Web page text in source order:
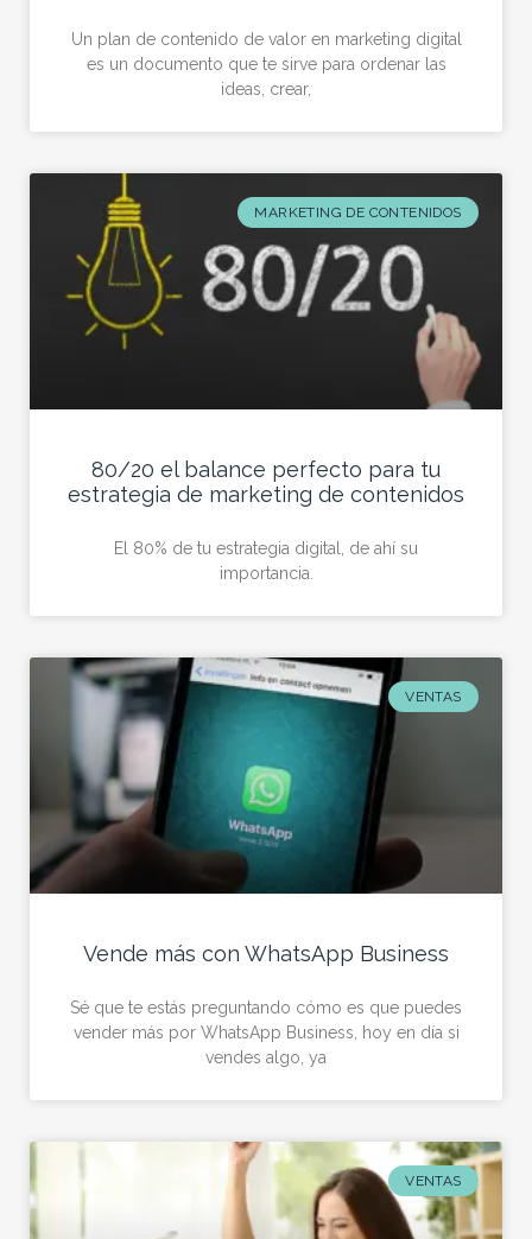
Un plan de contenido de valor en marketing digital
es un documento que te sirve para ordenar las
ideas, crear,
MARKETING DE CONTENIDOS
80/20 el balance perfecto para tu
estrategia de marketing de contenidos
El 80% de tu estrategia digital, de ahí su
importancia.
VENTAS
Vende más con WhatsApp Business
Sé que te estás preguntando cómo es que puedes
vender más por WhatsApp Business, hoy en día si
vendes algo, ya
VENTAS